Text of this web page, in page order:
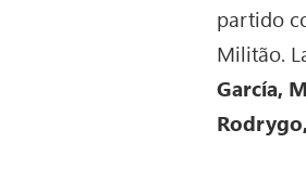
partido
Militão.
García,